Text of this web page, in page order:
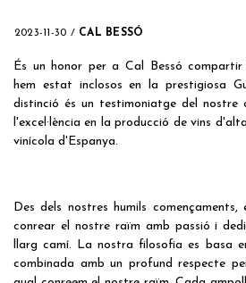
2023-11-30 / CAL BESSÓ
És un honor per a Cal Bessó
hem estat inclosos en la prestigiosa
distinció és un testimoniatge del nostre
l'excel·lència en la producció de vins
vinícola d'Espanya.
Des dels nostres humils començaments,
conrear el nostre raïm amb passió i
llarg camí. La nostra filosofia es basa
combinada amb un profund respecte